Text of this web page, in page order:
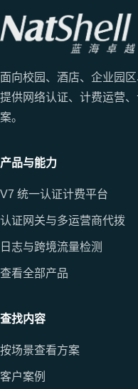
面向校园、酒店、企业园
提供网络认证、计费运营
案。
产品与能力
V7 统一认证计费平台
认证网关与多运营商代拨
日志与跨境流量检测
查看全部产品
查找内容
按场景查看方案
客户案例